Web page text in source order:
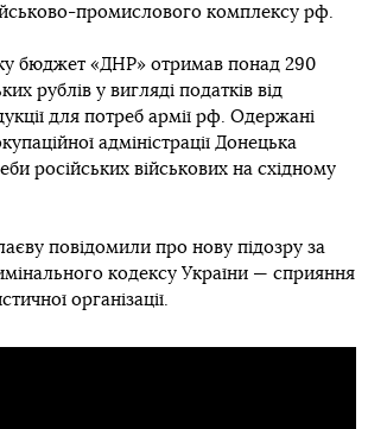
промислового комплексу рф.
бюджет «ДНР» отримав понад 290
рублів у вигляді податків від
для потреб армії рф. Одержані
адміністрації Донецька
російських військових на східному
повідомили про нову підозру за
кодексу України — сприяння
організації.